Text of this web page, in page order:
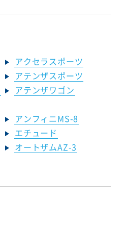
アクセラスポーツ
アテンザスポーツ
アテンザワゴン
アンフィニMS-8
エチュード
オートザムAZ-3